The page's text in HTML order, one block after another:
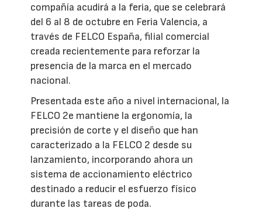
compañía acudirá a la feria, que se celebrará
del 6 al 8 de octubre en Feria Valencia, a
través de FELCO España, filial comercial
creada recientemente para reforzar la
presencia de la marca en el mercado
nacional.
Presentada este año a nivel internacional, la
FELCO 2e mantiene la ergonomía, la
precisión de corte y el diseño que han
caracterizado a la FELCO 2 desde su
lanzamiento, incorporando ahora un
sistema de accionamiento eléctrico
destinado a reducir el esfuerzo físico
durante las tareas de poda.